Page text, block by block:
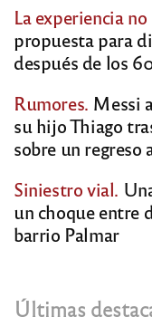
La experiencia
propuesta para
después de los
Rumores. Messi
su hijo Thiago
sobre un regreso
Siniestro vial.
un choque entre
barrio Palmar
Últimas